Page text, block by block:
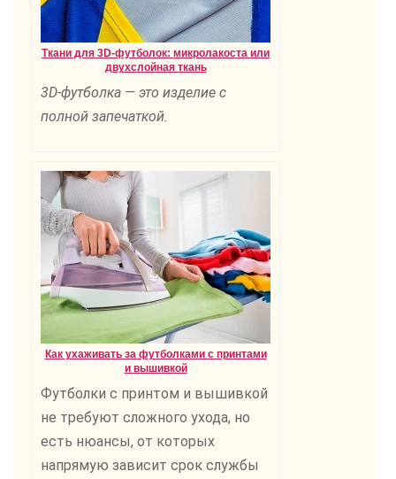
Ткани для 3D-футболок: микролакоста или
двухслойная ткань
3D-футболка — это изделие с
полной запечаткой.
Как ухаживать за футболками с принтами
и вышивкой
Футболки с принтом и вышивкой
не требуют сложного ухода, но
есть нюансы, от которых
напрямую зависит срок службы